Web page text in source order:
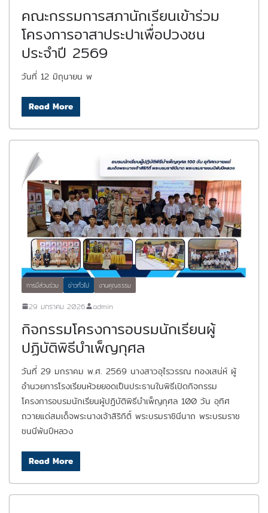
คณะกรรมการสภานักเรียนเข้าร่วม
โครงการอาสาประปาเพื่อปวงชน
ประจำปี 2569
วันที่ 12 มิถุนายน พ
Read More
การมีส่วนร่วม ข่าวทั่วไป งานคุณธรรม
29 มกราคม 2026 admin
กิจกรรมโครงการอบรมนักเรียนผู้
ปฏิบัติพิธีบำเพ็ญกุศล
วันที่ 29 มกราคม พ.ศ. 2569 นางสาวอุไรวรรณ ทองเสน่ห์ ผู้
อำนวยการโรงเรียนห้วยยอดเป็นประธานในพิธีเปิดกิจกรรม
โครงการอบรมนักเรียนผู้ปฏิบัติพิธีบำเพ็ญกุศล 100 วัน อุทิศ
ถวายแด่สมเด็จพระนางเจ้าสิริกิติ์ พระบรมราชินีนาถ พระบรมราช
ชนนีพันปีหลวง
Read More